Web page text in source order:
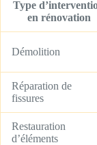
Type
en rénovation
Démolition
Réparation de
fissures
Restauration
d’éléments